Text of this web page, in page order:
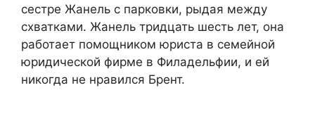
сестре Жанель с парковки, рыдая между
схватками. Жанель тридцать шесть лет, она
работает помощником юриста в семейной
юридической фирме в Филадельфии, и ей
никогда не нравился Брент.